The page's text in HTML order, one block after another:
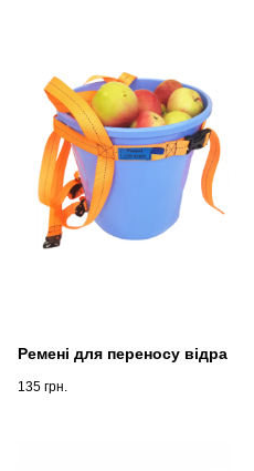
Ремені для переносу відра
135 грн.